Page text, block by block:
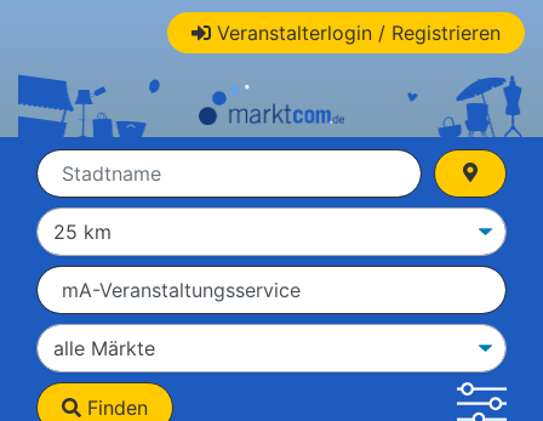
Veranstalterlogin / Registrieren
Finden